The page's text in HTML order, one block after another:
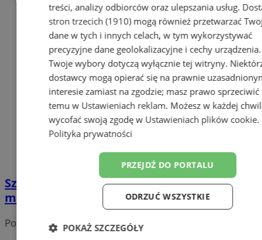
Szachta po nowemu. Powstanie nowe
miejsce wypoczynku w Sośnicy!
Portal należy do sieci
treści, analizy odbiorców oraz ulepszania usług.
stron trzecich (1910)mogą również przetwarzać
dane w tych i innych celach, w tym wykorzystywać
precyzyjne dane geolokalizacyjne i cechy urządzenia.
Twoje wybory dotyczą wyłącznie tej witryny.
dostawcy mogą opierać się na prawnie
interesie zamiast na zgodzie; masz prawo sprzeciwić
temu w Ustawieniach reklam. Możesz w każdej
wycofać swoją zgodę w Ustawieniach plików cookie.
Polityka prywatności
PRZEJDŹ DO PORTALU
ODRZUĆ WSZYSTKIE
POKAŻ SZCZEGÓŁY